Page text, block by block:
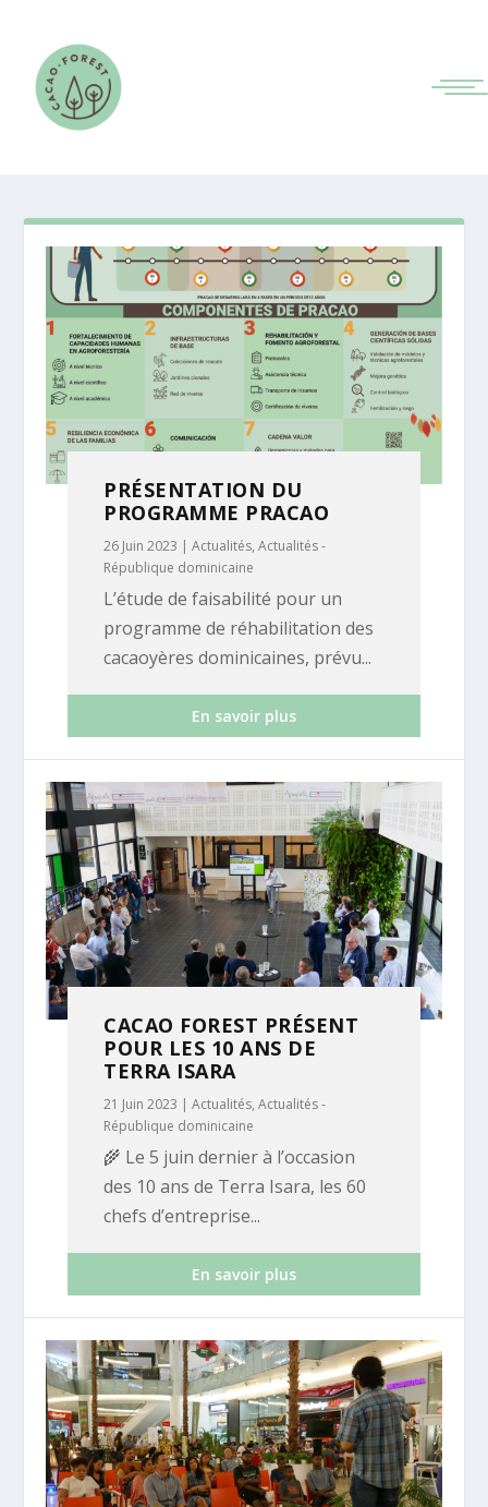
PRÉSENTATION DU
PROGRAMME PRACAO
26 Juin 2023 |Actualités,Actualités -
République dominicaine
L’étude de faisabilité pour un
programme de réhabilitation des
cacaoyères dominicaines, prévu...
En savoir plus
CACAO FOREST PRÉSENT
POUR LES 10 ANS DE
TERRA ISARA
21 Juin 2023 |Actualités,Actualités -
République dominicaine
🌾 Le 5 juin dernier à l’occasion
des 10 ans de Terra Isara, les 60
chefs d’entreprise...
En savoir plus